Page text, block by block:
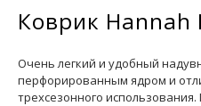
Коврик Hannah
Очень легкий и удобный
перфорированным ядром и
трехсезонного